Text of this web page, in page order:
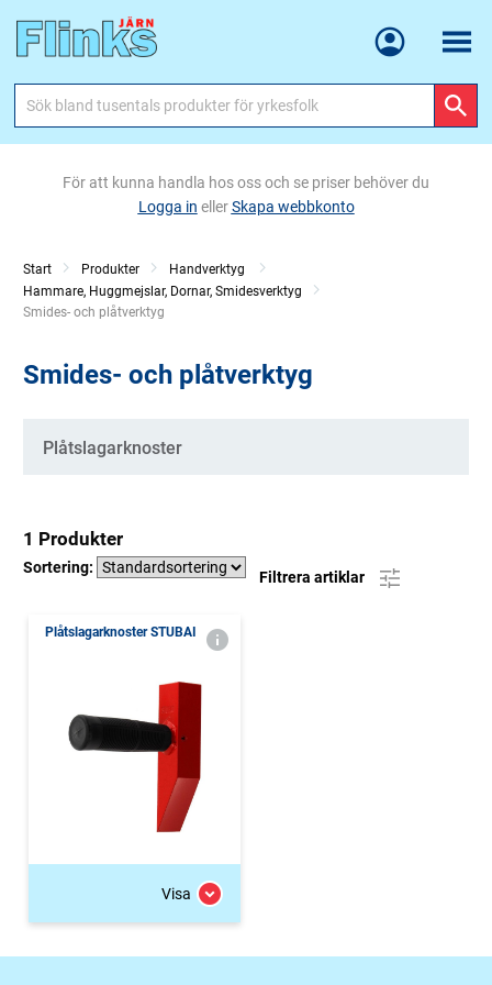
Meny
För att kunna handla hos oss och se priser behöver du
Logga in ellerSkapa webbkonto
Start Produkter
Handverktyg
Hammare, Huggmejslar, Dornar, Smidesverktyg
Current:
Smides- och plåtverktyg
Smides- och plåtverktyg
Kategorier
Plåtslagarknoster
1 Produkter
Sortering:
Filtrera artiklar
Plåtslagarknoster STUBAI
Visa